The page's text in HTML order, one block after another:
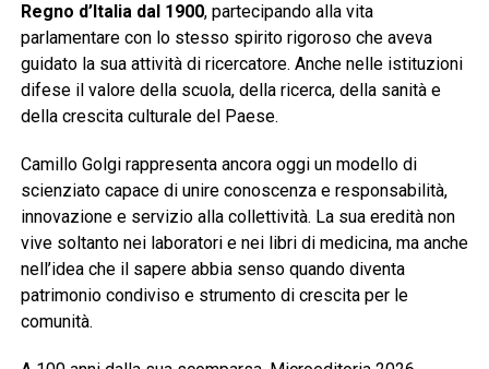
Regno d’Italia dal 1900, partecipando alla vita
parlamentare con lo stesso spirito rigoroso che aveva
guidato la sua attività di ricercatore. Anche nelle istituzioni
difese il valore della scuola, della ricerca, della sanità e
della crescita culturale del Paese.
Camillo Golgi rappresenta ancora oggi un modello di
scienziato capace di unire conoscenza e responsabilità,
innovazione e servizio alla collettività. La sua eredità non
vive soltanto nei laboratori e nei libri di medicina, ma anche
nell’idea che il sapere abbia senso quando diventa
patrimonio condiviso e strumento di crescita per le
comunità.